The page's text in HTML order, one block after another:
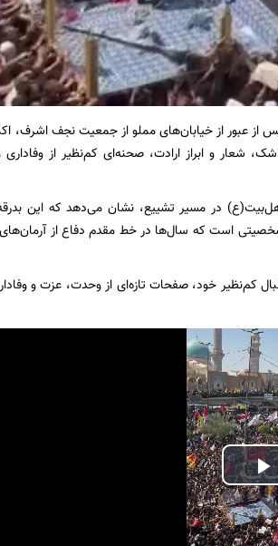
از عبور از خیابان‌های مملو از جمعیت نجف اشرف،
شعار و ابراز ارادت، صحنه‌ای کم‌نظیر از
در مسیر تشییع، نشان می‌دهد که این
است که سال‌ها در خط مقدم دفاع از
کم‌نظیر خود، صفحات تازه‌ای از وحدت، عزت و